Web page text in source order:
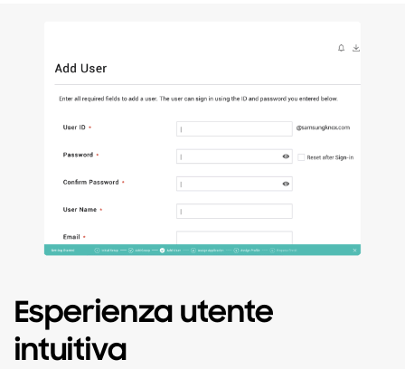
Esperienza utente
intuitiva